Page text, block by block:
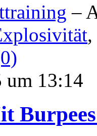
–
,
um 13:14